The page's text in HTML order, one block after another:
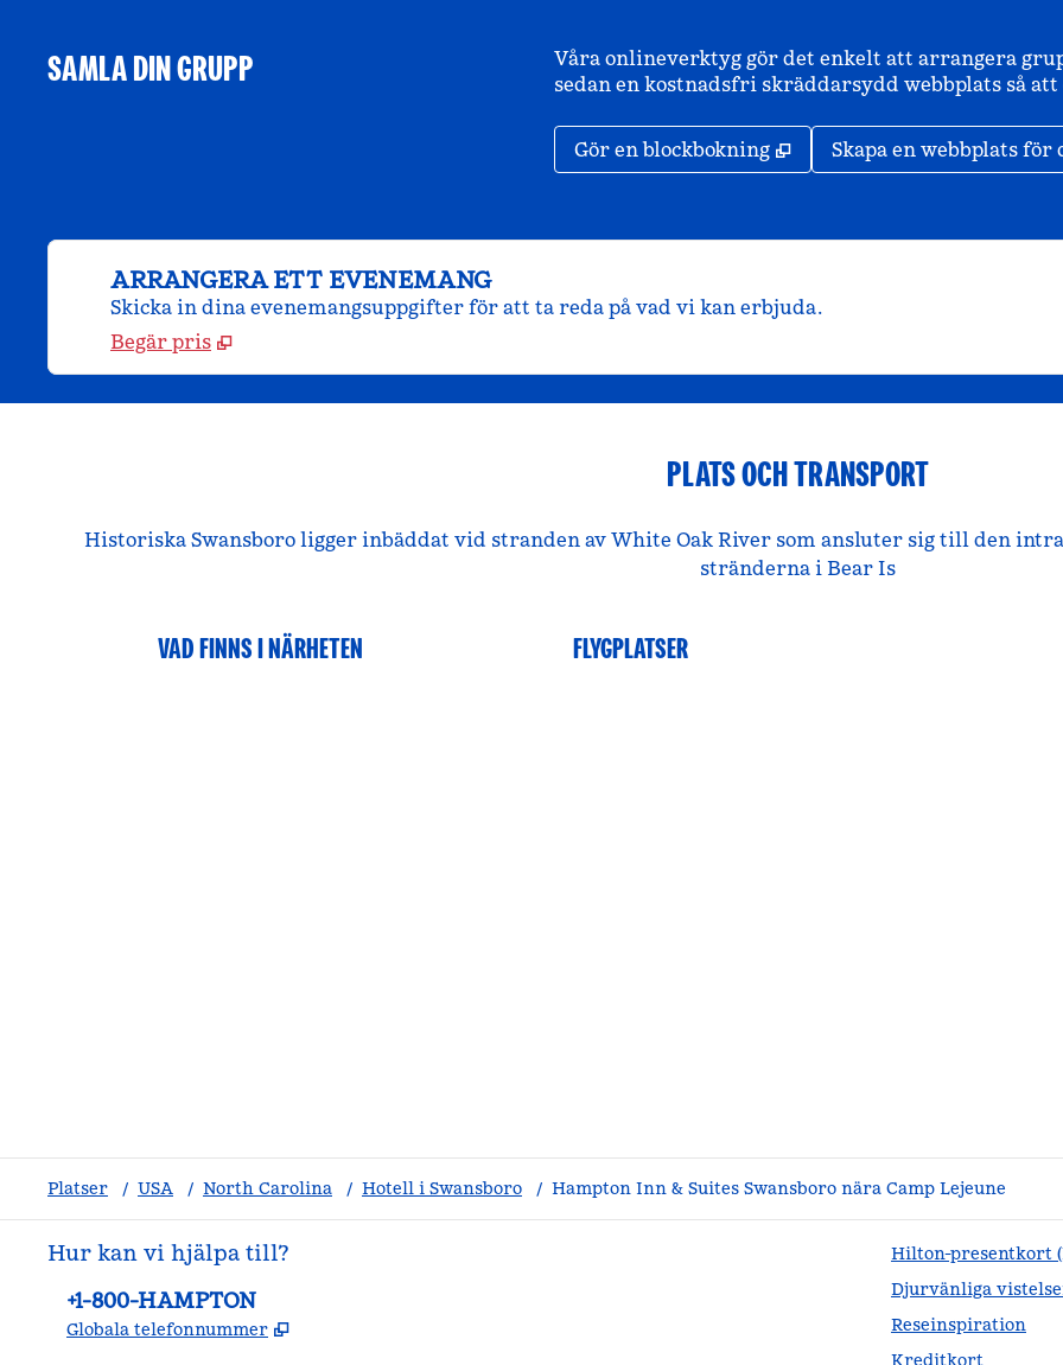
SAMLA DIN GRUPP
Våra onlineverktyg gör det enkelt att arrangera
sedan en kostnadsfri skräddarsydd webbplats så
Gör en blockbokning , Öppnas i ny flik
Skapa en webbplats för
ARRANGERA ETT EVENEMANG
Skicka in dina evenemangsuppgifter för att ta reda på vad vi kan erbjuda.
Begär pris
PLATS OCH TRANSPORT
Historiska Swansboro ligger inbäddat vid stranden av White Oak River som ansluter sig till den
stränderna i Bear Is
VAD FINNS I NÄRHETEN FLYGPLATSER
Platser / USA / North Carolina / Hotell i Swansboro / Hampton Inn & Suites Swansboro nära Camp Lejeune
Hur kan vi hjälpa till?
Telefon:
+1-800-HAMPTON
Globala telefonnummer ,
Hilton-presentkort
Djurvänliga
Reseinspiration
Kreditkort